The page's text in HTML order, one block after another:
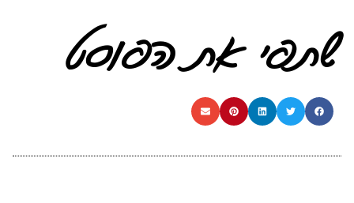
שתפי את הפוסט